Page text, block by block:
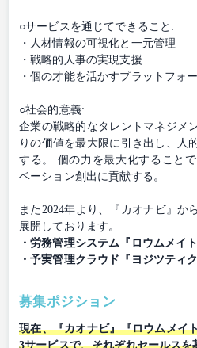
○サービスを通じてできること:
・人材情報の可視化と一元管理
・戦略的人事の実現支援
・個の才能を活かすプラットフォ
○社会的意義:
企業の戦略的なタレントマネジメ
りの価値を最大限に引き出し、人
する。 個の力を最大化すること
ベーション創出に貢献する。
また2024年より、『カオナビ』か
展開しております。
・労務管理システム『ロウムメイト
・予実管理クラウド『ヨジツティク
募集ポジション
現在、『カオナビ』『ロウムメイ
3サービスで、それぞれセールスを